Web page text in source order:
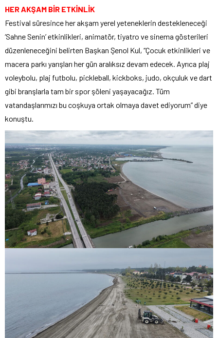
HER AKŞAM BİR ETKİNLİK
Festival süresince her akşam yerel yeteneklerin destekleneceği
‘Sahne Senin’ etkinlikleri, animatör, tiyatro ve sinema gösterileri
düzenleneceğini belirten Başkan Şenol Kul, “Çocuk etkinlikleri ve
macera parkı yarışları her gün aralıksız devam edecek. Ayrıca plaj
voleybolu, plaj futbolu, pickleball, kickboks, judo, okçuluk ve dart
gibi branşlarla tam bir spor şöleni yaşayacağız. Tüm
vatandaşlarımızı bu coşkuya ortak olmaya davet ediyorum” diye
konuştu.